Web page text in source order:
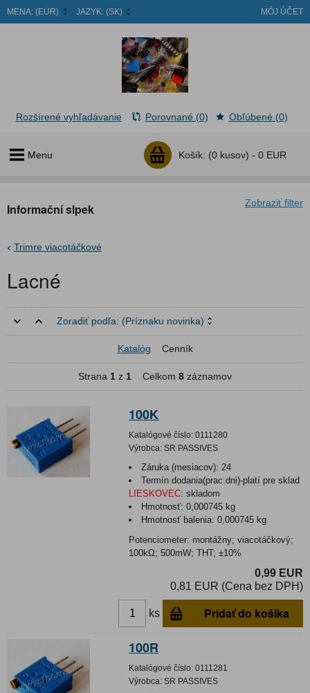
MENA: (EUR) JAZYK: (SK) MÔJ ÚČET
Menu Košík: (0 kusov) - 0 EUR
Rozšírené vyhľadávanie Porovnané (0) Obľúbené (0)
Zobraziť filter
Informační slpek
Trimre viacotáčkové
Lacné
Zoradiť podľa: (Príznaku novinka)
Katalóg Cenník
Strana 1 z 1 Celkom 8 záznamov
100K
Katalógové číslo: 0111280
Výrobca: SR PASSIVES
Záruka (mesiacov): 24
Termín dodania(prac.dni)-platí pre sklad
LIESKOVEC: skladom
Hmotnosť:0,000745 kg
Hmotnosť balenia:0,000745 kg
Potenciometer: montážny; viacotáčkový;
100kΩ; 500mW; THT; ±10%
0,99 EUR
0,81 EUR (Cena bez DPH)
ks Pridať do košíka
100R
Katalógové číslo: 0111281
Výrobca: SR PASSIVES